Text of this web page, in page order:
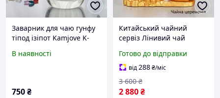
Заварник для чаю гунфу
тіпод ізіпот Kamjove K-
скляний заварник для
В наявності
750₴
Китайський чайний
сервіз Лінивий чай
магнітний заварник набір
для чайної церемонії
Гунфу
Готово до відправки
від288₴/міс
2 880₴
3 600 ₴